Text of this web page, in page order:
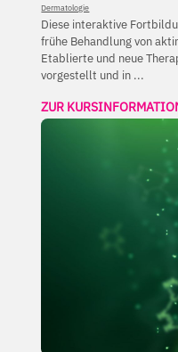
Dermatologie
Diese interaktive
frühe Behandlung von
Etablierte und neue
vorgestellt und in ...
ZUR